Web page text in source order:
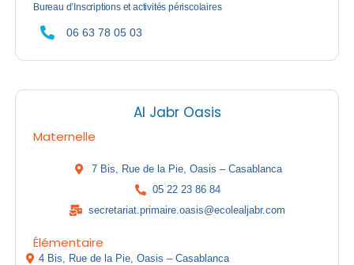
Bureau d’Inscriptions et activités périscolaires
06 63 78 05 03
Al Jabr Oasis
Maternelle
7 Bis, Rue de la Pie, Oasis – Casablanca
05 22 23 86 84
secretariat.primaire.oasis@ecolealjabr.com
Élémentaire
4 Bis, Rue de la Pie, Oasis – Casablanca